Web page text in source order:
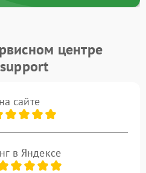
центре
сайте
в Яндексе